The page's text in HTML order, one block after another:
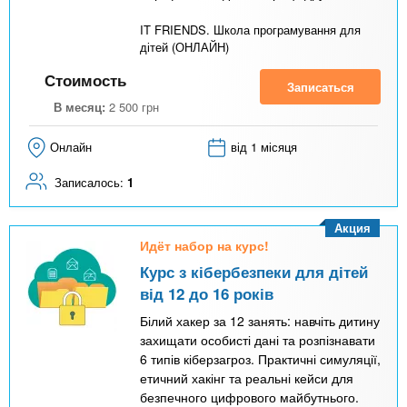
IT FRIENDS. Школа програмування для
дітей (ОНЛАЙН)
Стоимость
В месяц: 2 500 грн
Записаться
Онлайн від 1 місяця
Записалось: 1
Идёт набор на курс!
Курс з кібербезпеки для дітей
від 12 до 16 років
Білий хакер за 12 занять: навчіть дитину
захищати особисті дані та розпізнавати
6 типів кіберзагроз. Практичні симуляції,
етичний хакінг та реальні кейси для
безпечного цифрового майбутнього.
Акция